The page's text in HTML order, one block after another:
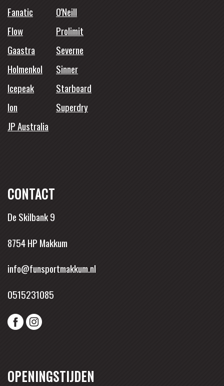
Fanatic
O'Neill
Flow
Prolimit
Gaastra
Severne
Holmenkol
Sinner
Icepeak
Starboard
Ion
Superdry
JP Australia
CONTACT
De Skilbank 9
8754 HP Makkum
info@funsportmakkum.nl
0515231085
OPENINGSTIJDEN